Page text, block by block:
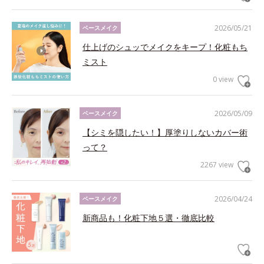
2026/05/21
ベースメイク
仕上げのシュッでメイクをキープ！化粧もち
ミスト
0 view
2026/05/09
ベースメイク
【シミを隠したい！】厚塗りしないカバー術
って？
2267 view
2026/04/24
ベースメイク
新商品も！化粧下地５選・徹底比較